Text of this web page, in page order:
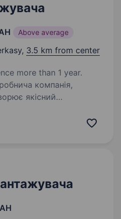
Above average
3.5 km from center
more than 1 year.
компанія,
якісний